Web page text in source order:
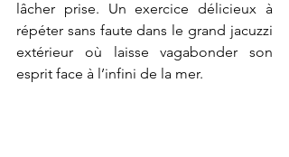
lâcher prise. Un exercice délicieux à
répéter sans faute dans le grand jacuzzi
extérieur où laisse vagabonder son
esprit face à l’infini de la mer.